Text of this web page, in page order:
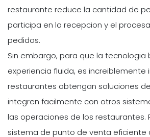
restaurante reduce la cantidad de
participa en la recepcion y el
pedidos.
Sin embargo, para que la tecnologia
experiencia fluida, es
restaurantes obtengan soluciones
integren facilmente con otros
las operaciones de los restaurantes.
sistema de punto de venta eficiente